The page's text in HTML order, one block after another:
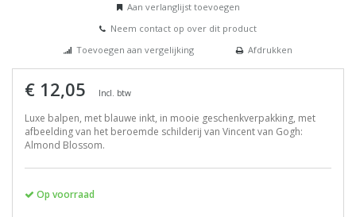
Aan verlanglijst toevoegen
Neem contact op over dit product
Toevoegen aan vergelijking
Afdrukken
€ 12,05 Incl. btw
Luxe balpen, met blauwe inkt, in mooie geschenkverpakking, met
afbeelding van het beroemde schilderij van Vincent van Gogh:
Almond Blossom.
Op voorraad